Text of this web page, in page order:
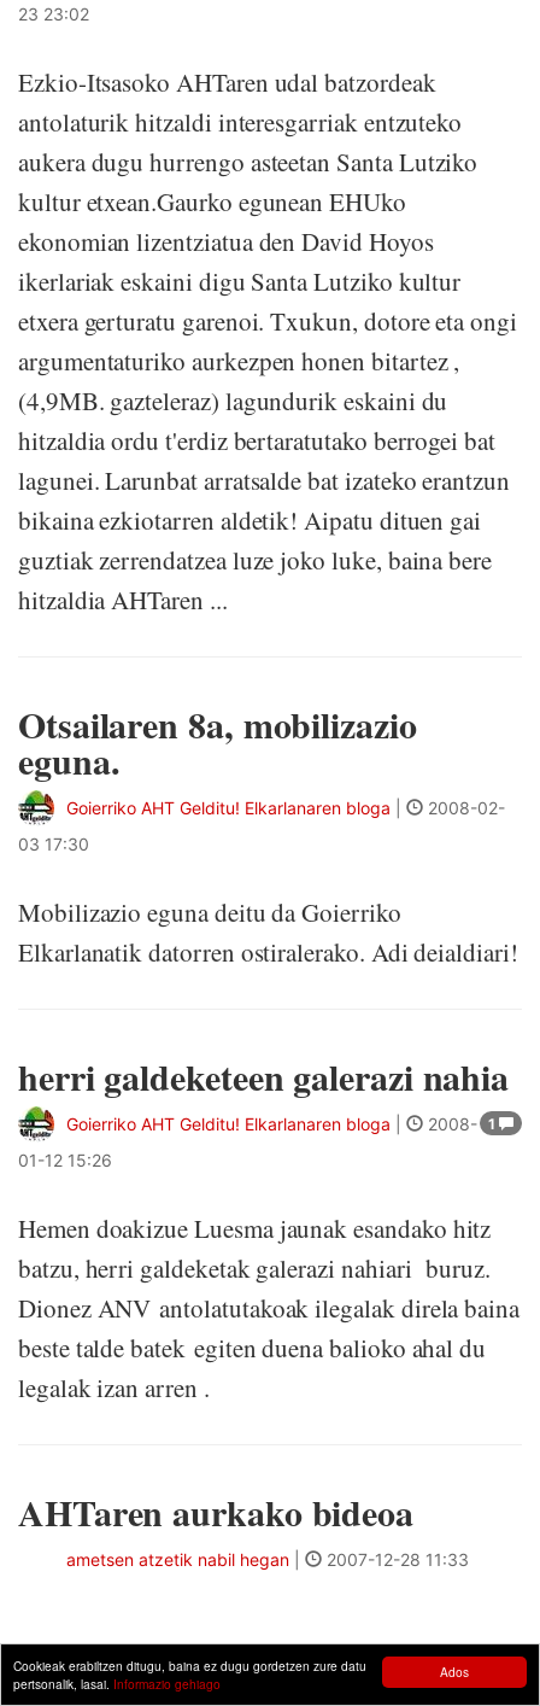
Ados
Cookieak erabiltzen ditugu, baina ez dugu gordetzen zure datu
pertsonalik, lasai. Informazio gehiago
23 23:02
Ezkio-Itsasoko AHTaren udal batzordeak
antolaturik hitzaldi interesgarriak entzuteko
aukera dugu hurrengo asteetan Santa Lutziko
kultur etxean.Gaurko egunean EHUko
ekonomian lizentziatua den David Hoyos
ikerlariak eskaini digu Santa Lutziko kultur
etxera gerturatu garenoi. Txukun, dotore eta ongi
argumentaturiko aurkezpen honen bitartez ,
(4,9MB. gazteleraz) lagundurik eskaini du
hitzaldia ordu t'erdiz bertaratutako berrogei bat
lagunei. Larunbat arratsalde bat izateko erantzun
bikaina ezkiotarren aldetik! Aipatu dituen gai
guztiak zerrendatzea luze joko luke, baina bere
hitzaldia AHTaren ...
Otsailaren 8a, mobilizazio
eguna.
Goierriko AHT Gelditu! Elkarlanaren bloga
2008-02-
03 17:30
Mobilizazio eguna deitu da Goierriko
Elkarlanatik datorren ostiralerako. Adi deialdiari!
herri galdeketeen galerazi nahia
1
Goierriko AHT Gelditu! Elkarlanaren bloga
2008-
01-12 15:26
Hemen doakizue Luesma jaunak esandako hitz
batzu, herri galdeketak galerazi nahiari buruz.
Dionez ANV antolatutakoak ilegalak direla baina
beste talde batek egiten duena balioko ahal du
legalak izan arren .
AHTaren aurkako bideoa
ametsen atzetik nabil hegan 2007-12-28 11:33